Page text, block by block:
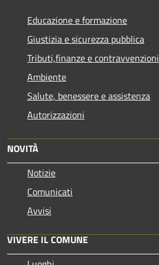
Educazione e formazione
Giustizia e sicurezza pubblica
Tributi,finanze e contravvenzioni
Ambiente
Salute, benessere e assistenza
Autorizzazioni
NOVITÀ
Notizie
Comunicati
Avvisi
VIVERE IL COMUNE